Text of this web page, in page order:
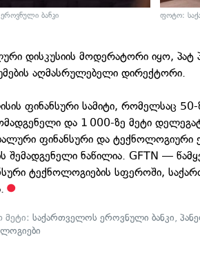
ბანკი ფოტო:
დისკუსიის მოდერატორი იყო,
აღმასრულებელი დირექტორი.
ფინანსური სამიტი, რომელსაც 50-
და 1 000-ზე მეტი
ფინანსური და ტექნოლოგიური
შემადგენელი ნაწილია. GFTN —
ტექნოლოგიების სფეროში,
მეტი:საქართველოს ეროვნული ბანკი,